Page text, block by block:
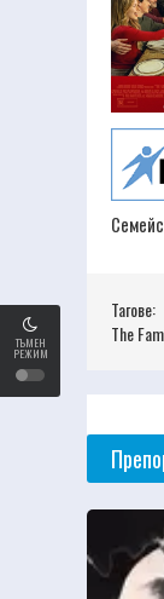
ТЪМЕН
РЕЖИМ
Тагове:
The